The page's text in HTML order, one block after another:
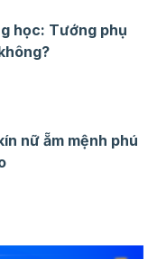
học: Tướng phụ
nữ ẵm mệnh phú